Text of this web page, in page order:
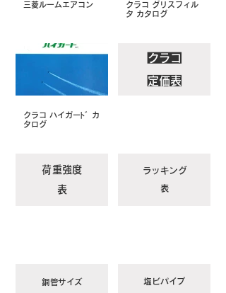
三菱ルームエアコン
クラコ グリスフィル
タ カタログ
クラコ ハイガーﾄﾞ カ
タログ
クラコ
定価表
​荷重強度
表
ラッキング
表
銅管サイズ
塩ビパイプ